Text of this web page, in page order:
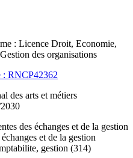
: Licence Droit, Economie,
des organisations
: RNCP42362
des arts et métiers
des échanges et de la gestion
et de la gestion
gestion (314)